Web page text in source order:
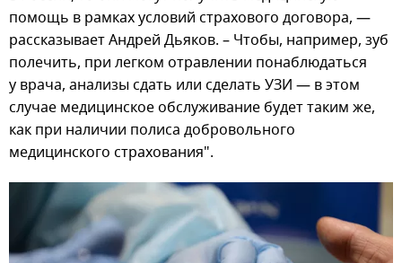
помощь в рамках условий страхового договора, —
рассказывает Андрей Дьяков. – Чтобы, например, зуб
полечить, при легком отравлении понаблюдаться
у врача, анализы сдать или сделать УЗИ — в этом
случае медицинское обслуживание будет таким же,
как при наличии полиса добровольного
медицинского страхования".